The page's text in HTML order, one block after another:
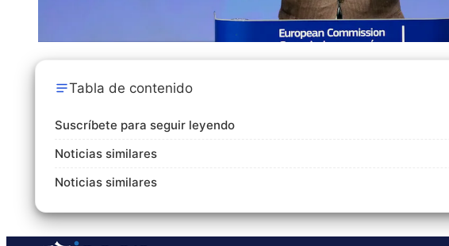
Tabla de contenido
Suscríbete para seguir leyendo
Noticias similares
Noticias similares